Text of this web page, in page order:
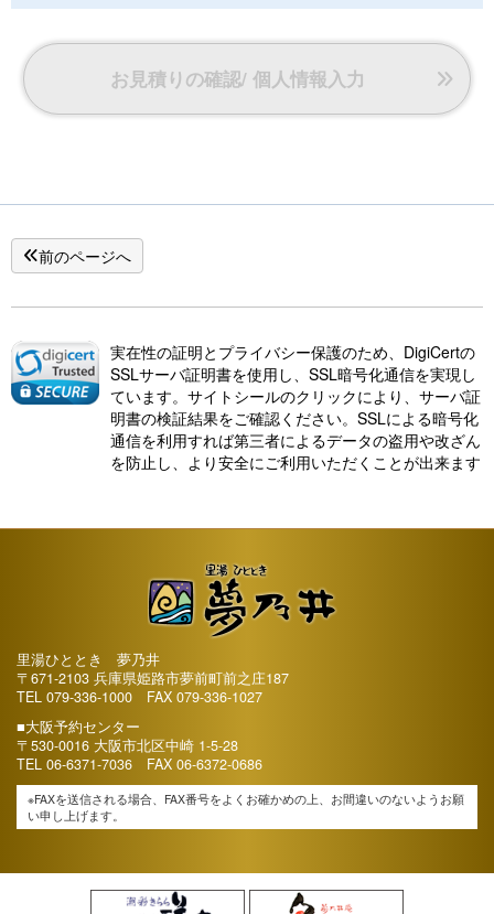
お部屋からは、夢前川と山の景色を楽しむ事ができま
す。
（無料貸し出し）
お見積りの確認/ 個人情報入力
前のページへ
実在性の証明とプライバシー保護のため、DigiCertの
SSLサーバ証明書を使用し、SSL暗号化通信を実現し
ています。サイトシールのクリックにより、サーバ証
明書の検証結果をご確認ください。SSLによる暗号化
通信を利用すれば第三者によるデータの盗用や改ざん
を防止し、より安全にご利用いただくことが出来ます
里湯ひととき 夢乃井
〒671-2103 兵庫県姫路市夢前町前之庄187
TEL 079-336-1000 FAX 079-336-1027
■大阪予約センター
〒530-0016 大阪市北区中崎 1-5-28
TEL 06-6371-7036 FAX 06-6372-0686
※FAXを送信される場合、FAX番号をよくお確かめの上、お間違いのないようお願
い申し上げます。